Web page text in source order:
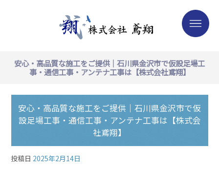
安心・高品質な施工をご提供｜石川県金沢市で仮設足場工
事・通信工事・アンテナ工事は【株式会社鳶翔】
安心・高品質な施工をご提供｜石川県金沢市で仮
設足場工事・通信工事・アンテナ工事は【株式会
社鳶翔】
投稿日 2025年2月14日